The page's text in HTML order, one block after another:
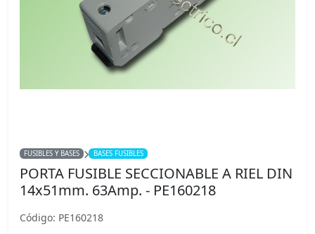
FUSIBLES Y BASES BASES FUSIBLES
PORTA FUSIBLE SECCIONABLE A RIEL DIN
14x51mm. 63Amp. - PE160218
Código: PE160218